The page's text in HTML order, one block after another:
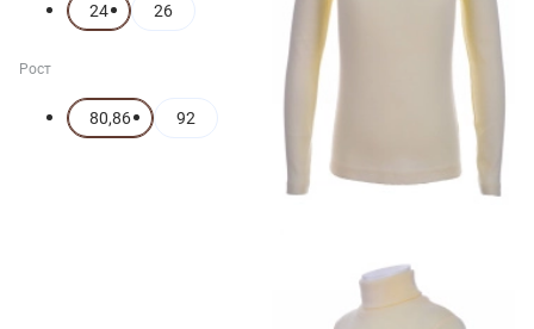
24 26
Рост
80,86 92